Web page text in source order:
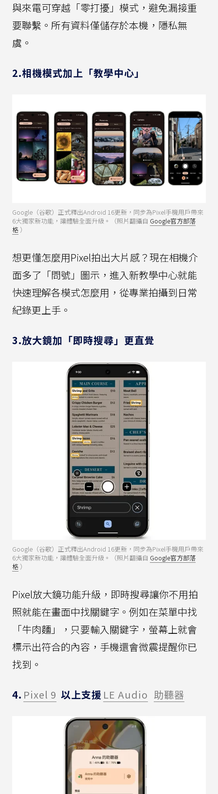
與來電可穿越「零打擾」模式，避免漏接重
要聯繫。所有資料僅儲存於本機，隱私無
虞。
2.相機模式加上「教學中心」
Google（谷歌）正式釋出Android 16更新，同步為Pixel手機用戶帶來
6大獨家新功能，讓體驗全面升級。（照片翻攝自 Google官方部落
格 ）
想更懂怎麼用Pixel拍出大片感？現在相機介
面多了「問號」圖示，進入新教學中心就能
快速理解各模式怎麼用，從專業拍攝到日常
紀錄更上手。
3.放大鏡加「即時搜尋」更直覺
Google（谷歌）正式釋出Android 16更新，同步為Pixel手機用戶帶來
6大獨家新功能，讓體驗全面升級。（照片翻攝自 Google官方部落
格 ）
Pixel放大鏡功能升級，即時搜尋讓你不用拍
照就能在畫面中找關鍵字。例如在菜單中找
「牛肉麵」，只要輸入關鍵字，螢幕上就會
標示出符合的內容，手機還會微震提醒你已
找到。
4. Pixel 9 以上支援 LE Audio 助聽器